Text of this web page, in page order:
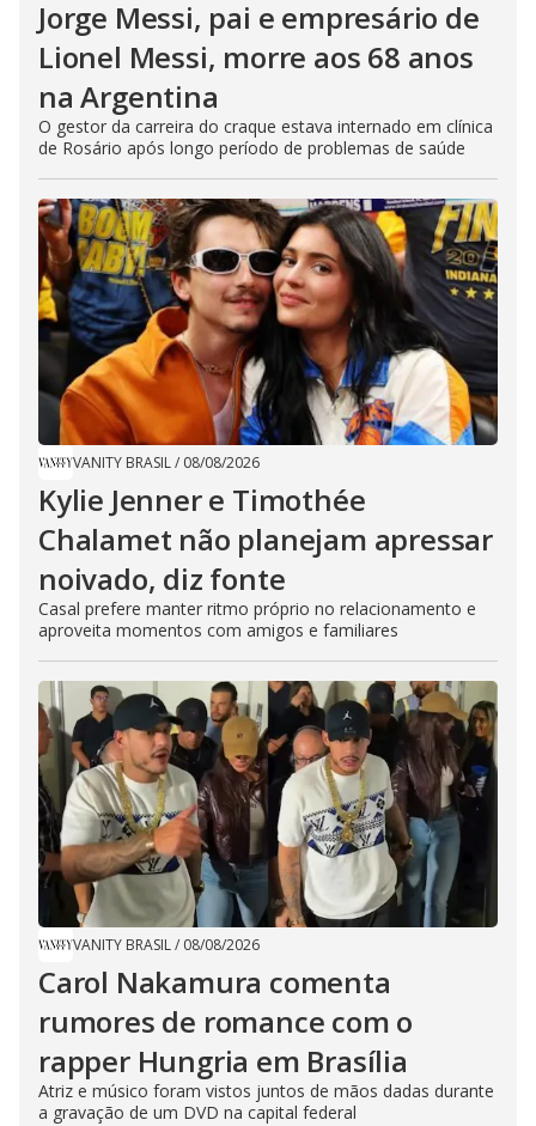
Jorge Messi, pai e empresário de
Lionel Messi, morre aos 68 anos
na Argentina
O gestor da carreira do craque estava internado em clínica
de Rosário após longo período de problemas de saúde
VANITY BRASIL/ 08/08/2026
Kylie Jenner e Timothée
Chalamet não planejam apressar
noivado, diz fonte
Casal prefere manter ritmo próprio no relacionamento e
aproveita momentos com amigos e familiares
VANITY BRASIL/ 08/08/2026
Carol Nakamura comenta
rumores de romance com o
rapper Hungria em Brasília
Atriz e músico foram vistos juntos de mãos dadas durante
a gravação de um DVD na capital federal